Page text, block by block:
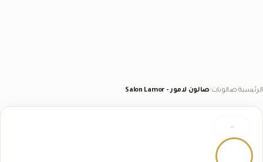
الرئيسية/صالونات/صالون لامور - Salon Lamor